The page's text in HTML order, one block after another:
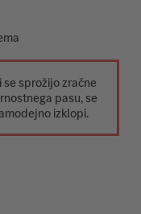
sprožijo zračne
pasu, se
izklopi.